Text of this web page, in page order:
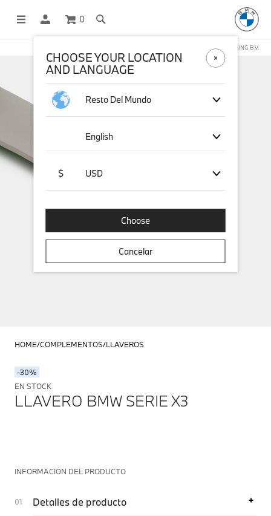
0
COMPRAS EN LÍNEA OPERADAS POR STICHD SPORTSMERCHANDISING B.V.
HOME COMPLEMENTOS LLAVEROS
-30%
EN STOCK
LLAVERO BMW SERIE X3
INFORMACIÓN DEL PRODUCTO
Detalles de producto
CHOOSE YOUR LOCATION
AND LANGUAGE
Resto Del Mundo
English
$ USD
Choose
Cancelar